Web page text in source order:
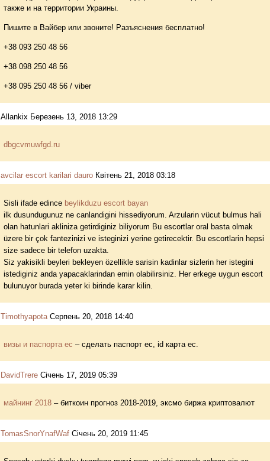
также и на территории Украины.
Пишите в Вайбер или звоните! Разъяснения бесплатно!
+38 093 250 48 56
+38 098 250 48 56
+38 095 250 48 56 / viber
Allankix Березень 13, 2018 13:29
dbgcvmuwfgd.ru
avcilar escort karilari dauro Квітень 21, 2018 03:18
Sisli ifade edince beylikduzu escort bayan
ilk dusundugunuz ne canlandigini hissediyorum. Arzularin vücut bulmus hali
olan hatunlari akliniza getirdiginiz biliyorum Bu escortlar oral basta olmak
üzere bir çok fantezinizi ve isteginizi yerine getirecektir. Bu escortlarin hepsi
size sadece bir telefon uzakta.
Siz yakisikli beyleri bekleyen özellikle sarisin kadinlar sizlerin her istegini
istediginiz anda yapacaklarindan emin olabilirsiniz. Her erkege uygun escort
bulunuyor burada yeter ki birinde karar kilin.
TimothyapotaСерпень 20, 2018 14:40
визы и паспорта ес – сделать паспорт ес, id карта ес.
DavidTrere Січень 17, 2019 05:39
майнинг 2018 – биткоин прогноз 2018-2019, эксмо биржа криптовалют
TomasSnorYnafWaf Січень 20, 2019 11:45